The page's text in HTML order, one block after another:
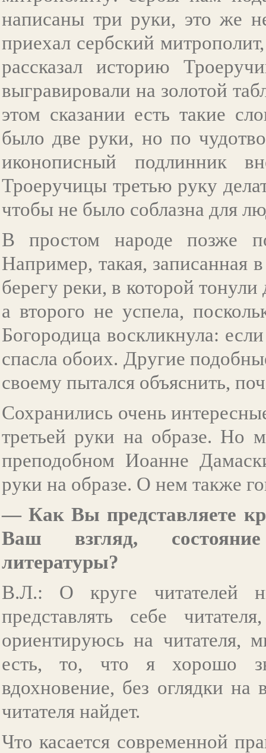
написаны три руки, это же
приехал сербский
рассказал историю
выгравировали на золотой
этом сказании есть такие
было две руки, но по
иконописный подлинник
Троеручицы третью руку
чтобы не было соблазна для
В простом народе позже
Например, такая, записанная
берегу реки, в которой
а второго не успела,
Богородица воскликнула:
спасла обоих. Другие
своему пытался объяснить,
Сохранились очень
третьей руки на образе. Но
преподобном Иоанне
руки на образе. О нем также
— Как Вы представляете
Ваш взгляд, состояние
литературы?
В.Л.: О круге читателей
представлять себе
ориентируюсь на читателя,
есть, то, что я хорошо
вдохновение, без оглядки на
читателя найдет.
Что касается современной